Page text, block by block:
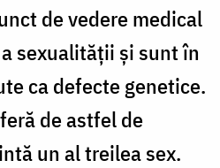
de vedere medical
sexualității și sunt în
ca defecte genetice.
de astfel de
un al treilea sex.